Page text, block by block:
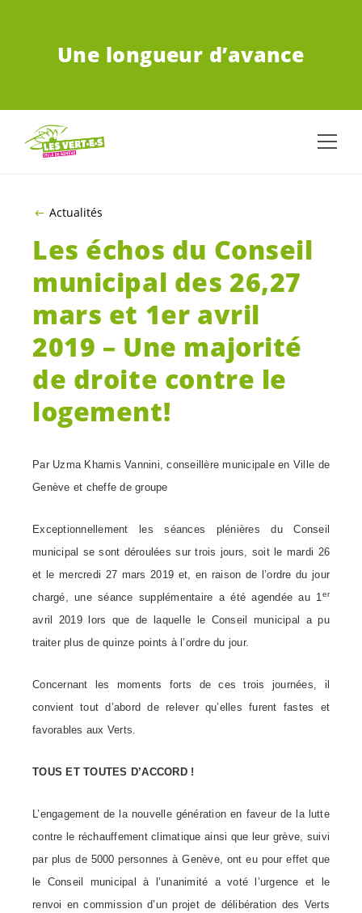
Une longueur d’avance
Actualités
Les échos du Conseil
municipal des 26,27
mars et 1er avril
2019 – Une majorité
de droite contre le
logement!
Par Uzma Khamis Vannini, conseillère municipale en Ville de
Genève et cheffe de groupe
Exceptionnellement les séances plénières du Conseil
municipal se sont déroulées sur trois jours, soit le mardi 26
et le mercredi 27 mars 2019 et, en raison de l’ordre du jour
chargé, une séance supplémentaire a été agendée au 1er
avril 2019 lors que de laquelle le Conseil municipal a pu
traiter plus de quinze points à l’ordre du jour.
Concernant les moments forts de ces trois journées, il
convient tout d’abord de relever qu’elles furent fastes et
favorables aux Verts.
TOUS ET TOUTES D’ACCORD !
L’engagement de la nouvelle génération en faveur de la lutte
contre le réchauffement climatique ainsi que leur grève, suivi
par plus de 5000 personnes à Genève, ont eu pour effet que
le Conseil municipal à l’unanimité a voté l’urgence et le
renvoi en commission d’un projet de délibération des Verts